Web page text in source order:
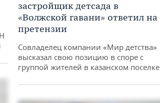
застройщик детсада в
«Волжской гавани» ответил на
претензии
Совладелец компании «Мир детства»
высказал свою позицию в споре с
группой жителей в казанском поселке